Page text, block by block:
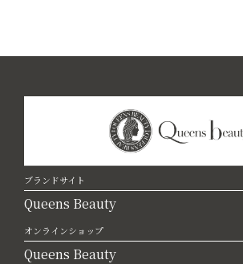
ブランドサイト
Queens Beauty
オンラインショップ
Queens Beauty